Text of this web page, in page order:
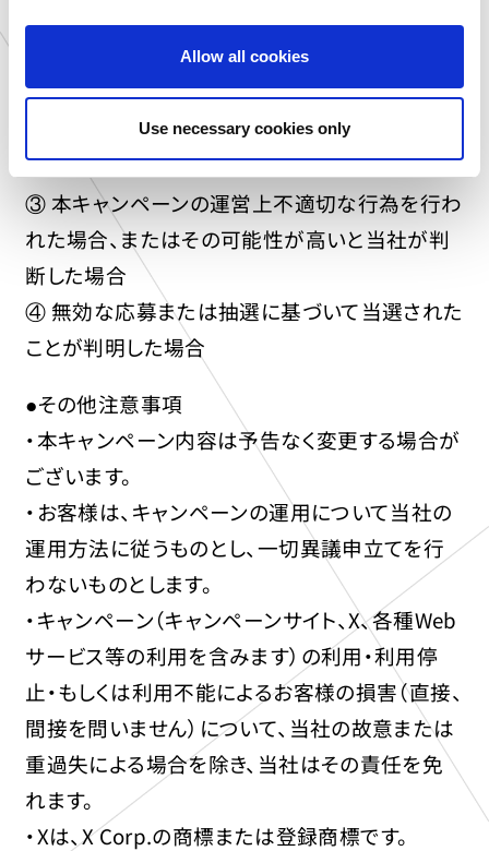
Allow all cookies
Use necessary cookies only
① 当選で獲得した権利を他人に譲渡、あるいは
② 住所不明、転居先不明、長期不在、日本国外
の配送先指定などにより賞品をお届けできない
場合
③ 本キャンペーンの運営上不適切な行為を行わ
れた場合、またはその可能性が高いと当社が判
断した場合
④ 無効な応募または抽選に基づいて当選された
ことが判明した場合
●その他注意事項
・本キャンペーン内容は予告なく変更する場合が
ございます。
・お客様は、キャンペーンの運用について当社の
運用方法に従うものとし、一切異議申立てを行
わないものとします。
・キャンペーン（キャンペーンサイト、X、各種Web
サービス等の利用を含みます）の利用・利用停
止・もしくは利用不能によるお客様の損害（直接、
間接を問いません）について、当社の故意または
重過失による場合を除き、当社はその責任を免
れます。
・Xは、X Corp.の商標または登録商標です。